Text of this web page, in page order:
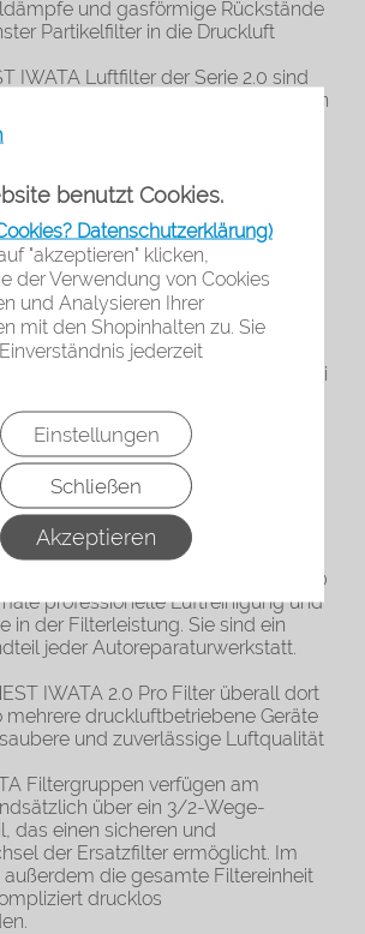
benutzt Cookies.
Datenschutzerklärung)
"akzeptieren" klicken,
der Verwendung von Cookies
und Analysieren Ihrer
mit den Shopinhalten zu. Sie
jederzeit
Einstellungen
Schließen
Akzeptieren
und gasförmige Rückstände
Partikelfilter in die Druckluft
IWATA Luftfilter der Serie 2.0 sind
bestens geeignet und sorgen
und ölfreie Druckluft.
und Atemschutzsystemen.
und geringere
Luftreinigung für professionelle
für alle
denen höchste Luftreinheit
in Lackierkabinen und bei
für High-End-Lackierungen.
in Lackierkabinen und die
druckluftbe-triebener
für professionelle
ANEST IWATA Luftfilter der Serie 2.0
professionelle Luftreinigung und
in der Filterleistung. Sie sind ein
jeder Autoreparaturwerkstatt.
IWATA 2.0 Pro Filter überall dort
mehrere druckluftbetriebene Geräte
und zuverlässige Luftqualität
Filtergruppen verfügen am
über ein 3/2-Wege-
das einen sicheren und
der Ersatzfilter ermöglicht. Im
außerdem die gesamte Filtereinheit
drucklos